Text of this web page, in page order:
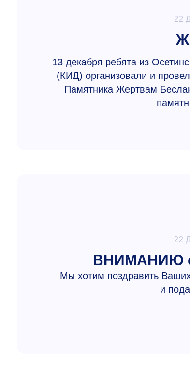
22
13 декабря ребята из
(КИД) организовали и
Памятника Жертвам
22
ВНИМАНИЮ
Мы хотим поздравить
и